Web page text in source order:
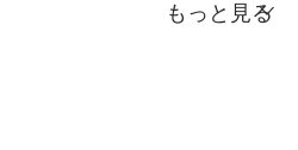
もっと見る